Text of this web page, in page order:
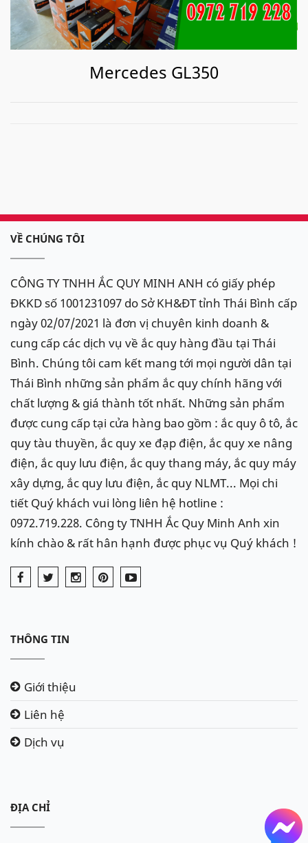
Mercedes GL350
VỀ CHÚNG TÔI
CÔNG TY TNHH ẮC QUY MINH ANH có giấy phép
ĐKKD số 1001231097 do Sở KH&ĐT tỉnh Thái Bình cấp
ngày 02/07/2021 là đơn vị chuyên kinh doanh &
cung cấp các dịch vụ về ắc quy hàng đầu tại Thái
Bình. Chúng tôi cam kết mang tới mọi người dân tại
Thái Bình những sản phẩm ắc quy chính hãng với
chất lượng & giá thành tốt nhất. Những sản phẩm
được cung cấp tại cửa hàng bao gồm : ắc quy ô tô, ắc
quy tàu thuyền, ắc quy xe đạp điện, ắc quy xe nâng
điện, ắc quy lưu điện, ắc quy thang máy, ắc quy máy
xây dựng, ắc quy lưu điện, ắc quy NLMT... Mọi chi
tiết Quý khách vui lòng liên hệ hotline :
0972.719.228. Công ty TNHH Ắc Quy Minh Anh xin
kính chào & rất hân hạnh được phục vụ Quý khách !
THÔNG TIN
Giới thiệu
Liên hệ
Dịch vụ
ĐỊA CHỈ